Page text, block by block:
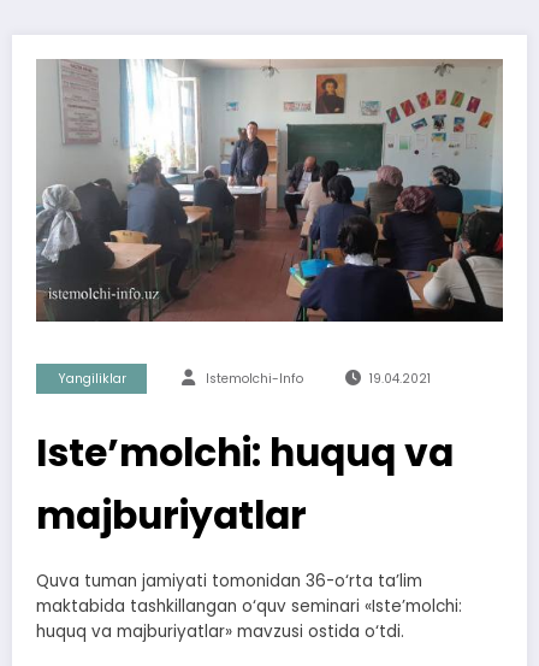
Yangiliklar Istemolchi-Info 19.04.2021
Iste’molchi: huquq va
majburiyatlar
Quva tuman jamiyati tomonidan 36-o‘rta ta’lim
maktabida tashkillangan o‘quv seminari «Iste’molchi:
huquq va majburiyatlar» mavzusi ostida o‘tdi.